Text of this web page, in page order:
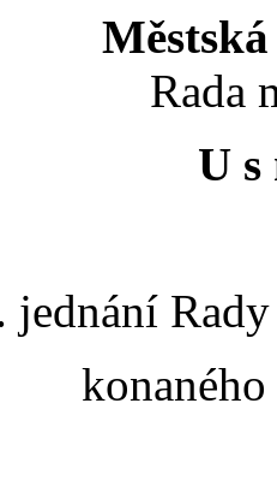
Rada
U s
jednání